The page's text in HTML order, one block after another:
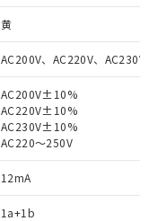
黄
AC200V、AC220V、AC230V
AC200V±10%
AC220V±10%
AC230V±10%
AC220～250V
12mA
1a+1b